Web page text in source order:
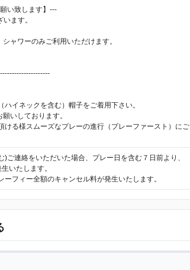
い致します】---
ます。
ャワーのみご利用いただけます。
イネックを含む）帽子をご着用下さい。
いしております。
る様スムーズなプレーの進行（プレーファースト）にご
ご連絡をいただいた場合、プレー日を含む７日前より、
いたします。
フィー全額のキャンセル料が発生いたします。